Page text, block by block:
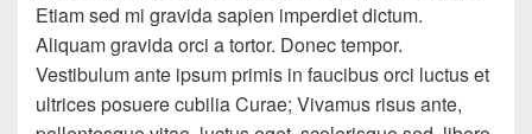
Etiam sed mi gravida sapien imperdiet dictum.
Aliquam gravida orci a tortor. Donec tempor.
Vestibulum ante ipsum primis in faucibus orci luctus et
ultrices posuere cubilia Curae; Vivamus risus ante,